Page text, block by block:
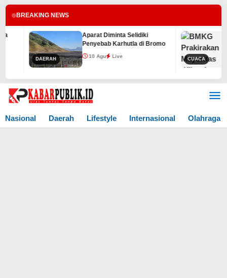
BREAKING NEWS
DAERAH
Aparat Diminta Selidiki
Penyebab Karhutla di Bromo
10 Agu Live CUACA
Lewati
Nasional
Daerah Lifestyle Internasional Olahraga